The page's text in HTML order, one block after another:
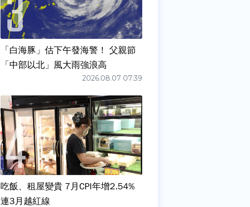
「白海豚」估下午發海警！ 父親節
「中部以北」風大雨強浪高
2026.08.07 07:39
吃飯、租屋變貴 7月CPI年增2.54%
連3月越紅線